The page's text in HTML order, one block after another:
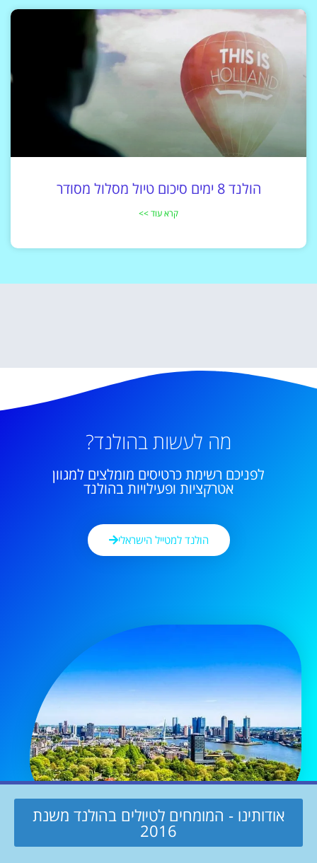
הולנד 8 ימים סיכום טיול מסלול מסודר
קרא עוד >>
מה לעשות בהולנד?
לפניכם רשימת כרטיסים מומלצים למגוון
אטרקציות ופעילויות בהולנד
הולנד למטייל הישראלי
אודותינו - המומחים לטיולים בהולנד משנת
2016